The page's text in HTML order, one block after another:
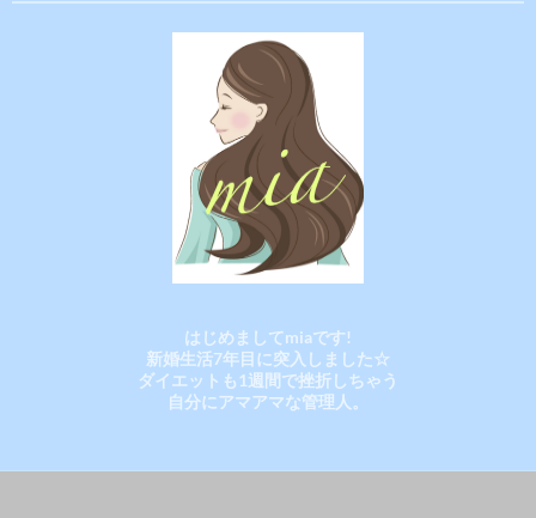
はじめましてmiaです!
新婚生活7年目に突入しました☆
ダイエットも1週間で挫折しちゃう
自分にアマアマな管理人。